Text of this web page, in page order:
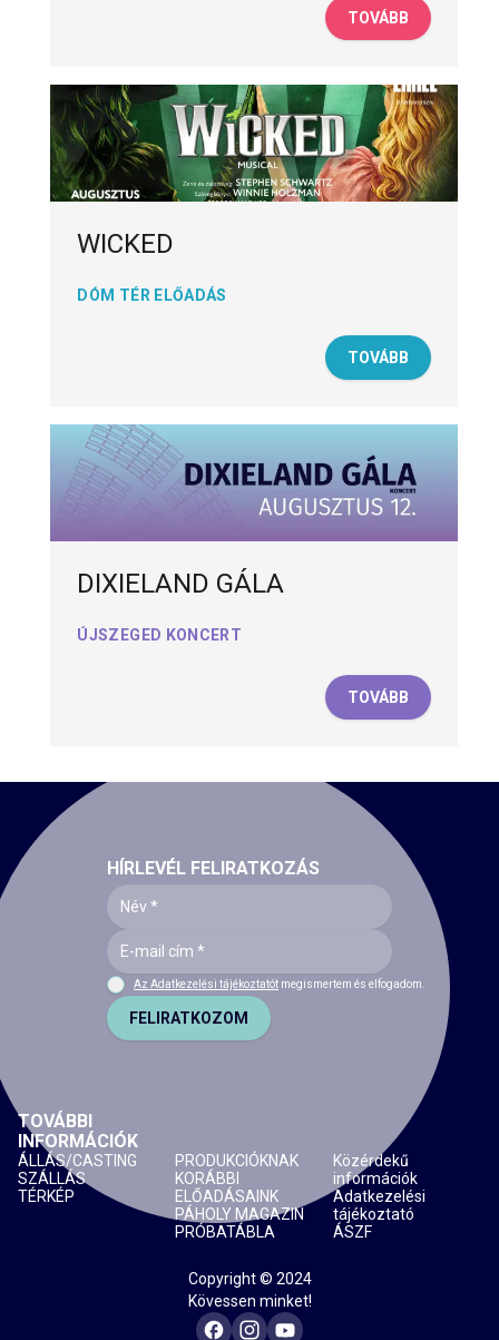
TOVÁBB
WICKED
DÓM TÉR ELŐADÁS
TOVÁBB
DIXIELAND GÁLA
ÚJSZEGED KONCERT
TOVÁBB
Copyright © 2024
Kövessen minket!
TOVÁBBI
INFORMÁCIÓK
ÁLLÁS/CASTING
SZÁLLÁS
TÉRKÉP
PRODUKCIÓKNAK
KORÁBBI
ELŐADÁSAINK
PÁHOLY MAGAZIN
PRÓBATÁBLA
Közérdekű
információk
Adatkezelési
tájékoztató
ÁSZF
HÍRLEVÉL FELIRATKOZÁS
Az Adatkezelési tájékoztatót megismertem és elfogadom.
FELIRATKOZOM